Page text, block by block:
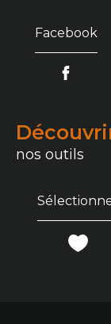
Facebook
nos outils